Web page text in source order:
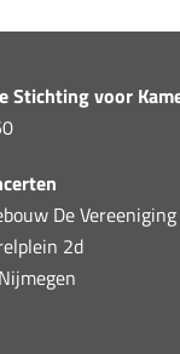
Stichting voor
De Vereeniging
2d